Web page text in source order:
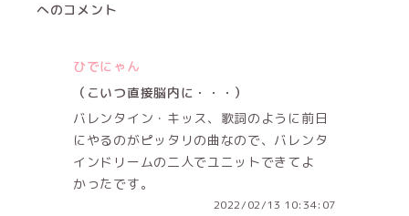
へのコメント
ひでにゃん
（こいつ直接脳内に・・・）
バレンタイン・キッス、歌詞のように前日
にやるのがピッタリの曲なので、バレンタ
インドリームの二人でユニットできてよ
かったです。
2022/02/13 10:34:07